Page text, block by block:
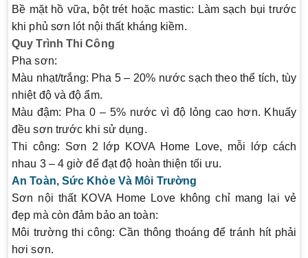
Bề mặt hồ vữa, bột trét hoặc mastic: Làm sạch bụi trước
khi phủ sơn lót nội thất kháng kiềm.
Quy Trình Thi Công
Pha sơn:
Màu nhạt/trắng: Pha 5 – 20% nước sạch theo thể tích, tùy
nhiệt độ và độ ẩm.
Màu đậm: Pha 0 – 5% nước vì độ lỏng cao hơn. Khuấy
đều sơn trước khi sử dụng.
Thi công: Sơn 2 lớp KOVA Home Love, mỗi lớp cách
nhau 3 – 4 giờ để đạt độ hoàn thiện tối ưu.
An Toàn, Sức Khỏe Và Môi Trường
Sơn nội thất KOVA Home Love không chỉ mang lại vẻ
đẹp mà còn đảm bảo an toàn:
Môi trường thi công: Cần thông thoáng để tránh hít phải
hơi sơn.